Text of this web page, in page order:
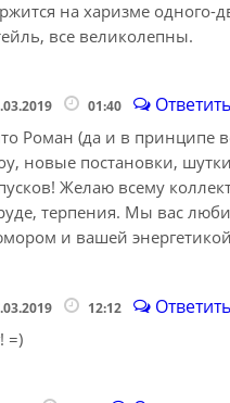
на харизме
все великолепны.
01:40 Ответить
Роман (да и в принципе
новые постановки,
Желаю всему
терпения. Мы вас
и вашей
12:12 Ответить
=)